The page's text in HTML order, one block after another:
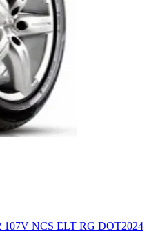
107V NCS ELT RG DOT2024